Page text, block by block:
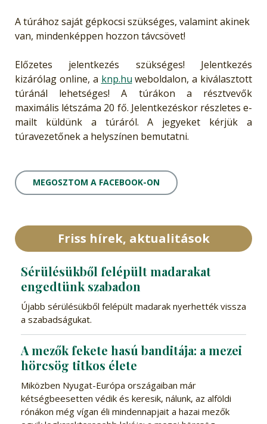
A túrához saját gépkocsi szükséges, valamint akinek
van, mindenképpen hozzon távcsövet!
Előzetes jelentkezés szükséges! Jelentkezés
kizárólag online, a knp.hu weboldalon, a kiválasztott
túránál lehetséges! A túrákon a résztvevők
maximális létszáma 20 fő. Jelentkezéskor részletes e-
mailt küldünk a túráról. A jegyeket kérjük a
túravezetőnek a helyszínen bemutatni.
MEGOSZTOM A FACEBOOK-ON
Friss hírek, aktualitások
Sérülésükből felépült madarakat
engedtünk szabadon
Újabb sérülésükből felépült madarak nyerhették vissza
a szabadságukat.
A mezők fekete hasú banditája: a mezei
hörcsög titkos élete
Miközben Nyugat-Európa országaiban már
kétségbeesetten védik és keresik, nálunk, az alföldi
rónákon még vígan éli mindennapjait a hazai mezők